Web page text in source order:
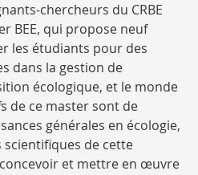
chercheurs du CRBE
BEE, qui propose neuf
les étudiants pour des
dans la gestion de
écologique, et le monde
de ce master sont de
générales en écologie,
de cette
et mettre en œuvre